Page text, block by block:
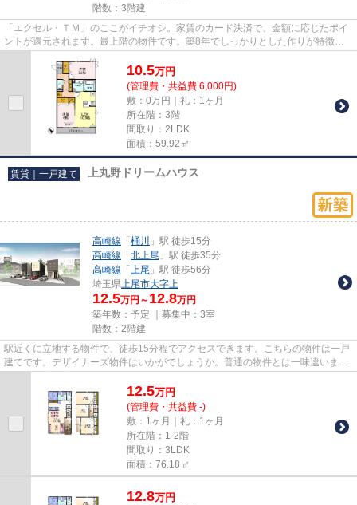
階数：3階建
「エクセル・ＴＭ」のここがイチオシ。家賃のカード決済で、金額に応じたポイ
ントが還元されます。最上階の物件です。築8年でしっかりとした作りが特徴の
10.5万円
(管理費・共益費 6,000円)
敷：0万円｜礼：1ヶ月
所在階：3階
間取り：2LDK
面積：59.92㎡
賃貸｜一戸建て 上丸野ドリームハウス
高崎線 「 桶川
」駅 徒歩15分
高崎線 「 北上尾 」駅 徒歩35分
高崎線 「 上尾 」駅 徒歩56分
埼玉県上尾市大字上
12.5万円～ 12.8万円
築年数：予定 ｜募集中： 3室
階数：2階建
駅近くに立地する物件で、徒歩15分程でアクセスできます。こちらの物件は一戸
建てです。デザイナーズ物件はいかがでしょうか。普通の物件とは一味違いま
12.5万円
(管理費・共益費 -)
敷：1ヶ月｜礼：1ヶ月
所在階：1-2階
間取り：3LDK
面積：76.18㎡
12.8万円